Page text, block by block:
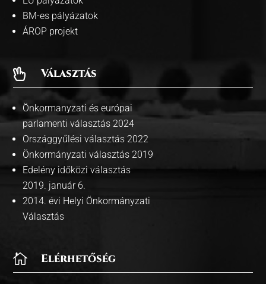
BM-es pályázatok
ÁROP projekt
 Választás
Önkormanyzati és európai
parlamenti választás 2024
Országgyűlési választás 2022
Önkormányzati választás 2019
Edelény időközi választás
2019. január 6.
2014. évi Helyi Önkormányzati
Választás
 Elérhetőség